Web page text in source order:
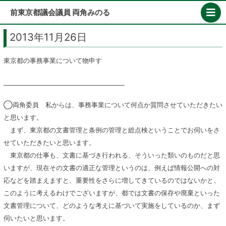
content
前東京都議会議員 両角みのる
2013年11月26日
東京都の事務事業について物申す
◯両角委員 私からは、事務事業について何点か質問させていただきたい
と思います。
まず、東京都の文書管理と条例の管理と総点検ということでお伺いをさ
せていただきたいと思います。
東京都の仕事も、文書に基づき行われる、そういった類いのものだと思
いますが、現在その文書の適正な管理というのは、例えば情報公開への対
応などを踏まえますと、重要性をさらに増してきているのではないかと、
このように考えるわけでございますが、都では文書の保存や廃棄といった
文書管理について、どのような考えに基づいて実施をしているのか、まず
伺いたいと思います。